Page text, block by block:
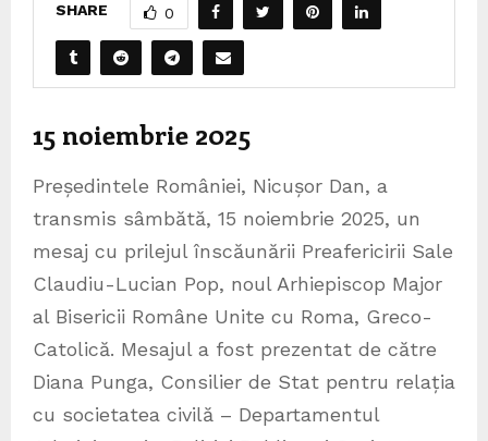
SHARE 0
15 noiembrie 2025
Președintele României, Nicușor Dan, a
transmis sâmbătă, 15 noiembrie 2025, un
mesaj cu prilejul înscăunării Preafericirii Sale
Claudiu-Lucian Pop, noul Arhiepiscop Major
al Bisericii Române Unite cu Roma, Greco-
Catolică. Mesajul a fost prezentat de către
Diana Punga, Consilier de Stat pentru relația
cu societatea civilă – Departamentul